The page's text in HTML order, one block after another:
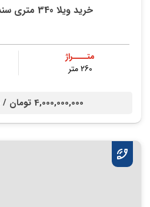
خرید ویلا 340 متری سند دار مبله کامل
متــــراژ
260 متر
4,000,000,000 تومان /